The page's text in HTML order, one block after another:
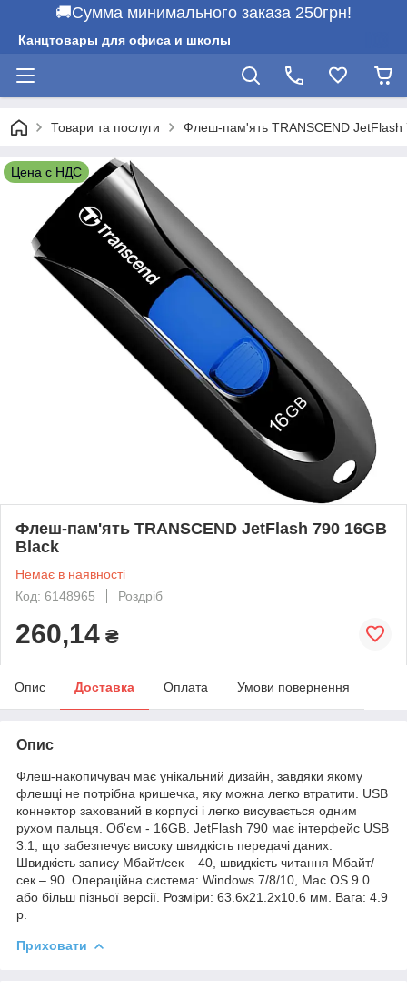
🚚Сумма минимального заказа 250грн!
Канцтовары для офиса и школы
Товари та послуги Флеш-пам'ять TRANSCEND JetFlash
Цена с НДС
Флеш-пам'ять TRANSCEND JetFlash 790 16GB
Black
Немає в наявності
Код: 6148965
Роздріб
260,14 ₴
Опис Доставка Оплата Умови повернення
Опис
Флеш-накопичувач має унікальний дизайн, завдяки якому
флешці не потрібна кришечка, яку можна легко втратити. USB
коннектор захований в корпусі і легко висувається одним
рухом пальця. Об'єм - 16GB. JetFlash 790 має інтерфейс USB
3.1, що забезпечує високу швидкість передачі даних.
Швидкість запису Мбайт/сек – 40, швидкість читання Мбайт/
сек – 90. Операційна система: Windows 7/8/10, Mac OS 9.0
або більш пізньої версії. Розміри: 63.6x21.2x10.6 мм. Вага: 4.9
р.
Приховати